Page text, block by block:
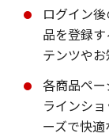
ログイン
品を登録
テンツや
各商品ペ
ラインシ
ーズで快